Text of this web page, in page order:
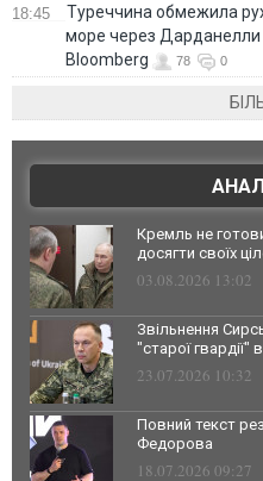
18:45
Туреччина обмежила
море через
Bloomberg
78 0
Кремль не
досягти своїх
03.08.2026 13:02
Звільнення
"старої гвардії"
23.07.2026 10:32
Повний текст
Федорова
18.07.2026 09:27